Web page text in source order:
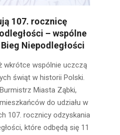
107. rocznicę
– wspólne
Niepodległości
wkrótce wspólnie uczczą
świąt w historii Polski.
Miasta Ząbki,
do udziału w
107. rocznicy odzyskania
które odbędą się 11